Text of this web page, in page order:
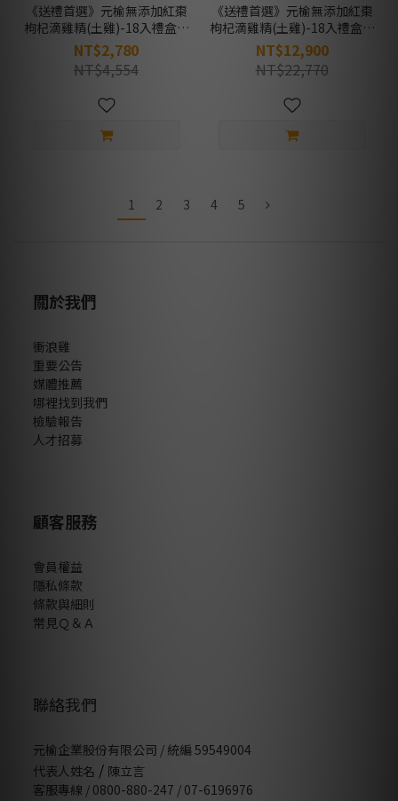
《送禮首選》元榆無添加紅棗
枸杞滴雞精(土雞)-18入禮盒裝
(每包60ml)
NT$2,780
NT$4,554
《送禮首選》元榆無添加紅棗
枸杞滴雞精(土雞)-18入禮盒裝
*5組(每包60ml)
NT$12,900
NT$22,770
1 2 3 4 5
關於我們
衝浪雞
重要公告
媒體推薦
哪裡找到我們
檢驗報告
人才招募
顧客服務
會員權益
隱私條款
條款與細則
常見Ｑ＆Ａ
聯絡我們
元榆企業股份有限公司 / 統編 59549004
代表人姓名 / 陳立言
客服專線 / 0800-880-247 / 07-6196976